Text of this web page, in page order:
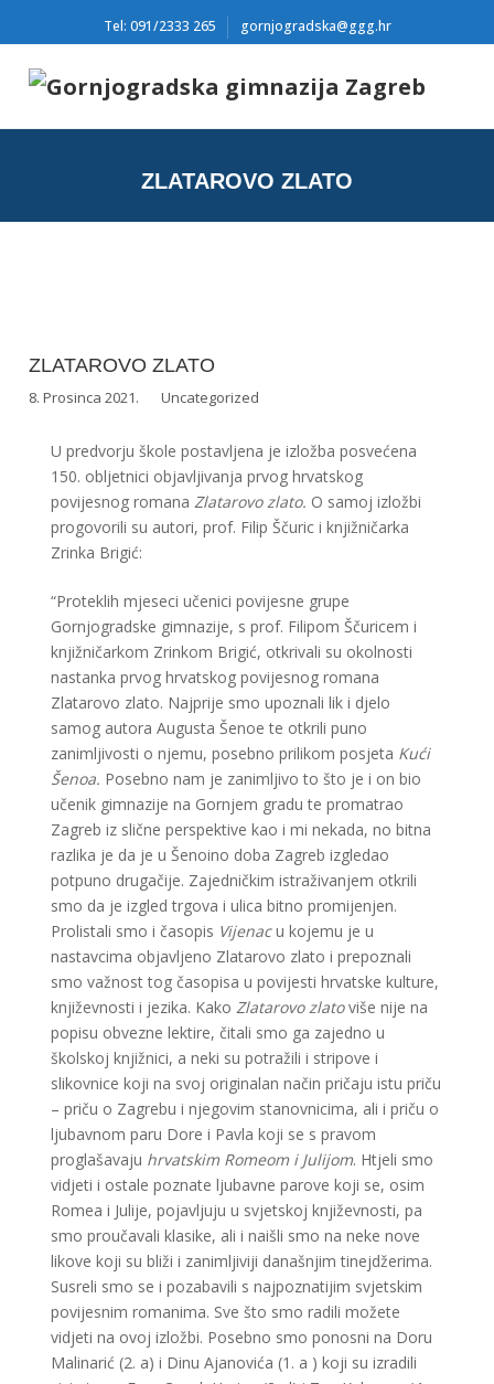
Tel: 091/2333 265 gornjogradska@ggg.hr
ZLATAROVO ZLATO
ZLATAROVO ZLATO
8. Prosinca 2021. Uncategorized
U predvorju škole postavljena je izložba posvećena
150. obljetnici objavljivanja prvog hrvatskog
povijesnog romana Zlatarovo zlato. O samoj izložbi
progovorili su autori, prof. Filip Ščuric i knjižničarka
Zrinka Brigić:
“Proteklih mjeseci učenici povijesne grupe
Gornjogradske gimnazije, s prof. Filipom Ščuricem i
knjižničarkom Zrinkom Brigić, otkrivali su okolnosti
nastanka prvog hrvatskog povijesnog romana
Zlatarovo zlato. Najprije smo upoznali lik i djelo
samog autora Augusta Šenoe te otkrili puno
zanimljivosti o njemu, posebno prilikom posjeta Kući
Šenoa. Posebno nam je zanimljivo to što je i on bio
učenik gimnazije na Gornjem gradu te promatrao
Zagreb iz slične perspektive kao i mi nekada, no bitna
razlika je da je u Šenoino doba Zagreb izgledao
potpuno drugačije. Zajedničkim istraživanjem otkrili
smo da je izgled trgova i ulica bitno promijenjen.
Prolistali smo i časopis Vijenacu kojemu je u
nastavcima objavljeno Zlatarovo zlato i prepoznali
smo važnost tog časopisa u povijesti hrvatske kulture,
književnosti i jezika. Kako Zlatarovo zlatoviše nije na
popisu obvezne lektire, čitali smo ga zajedno u
školskoj knjižnici, a neki su potražili i stripove i
slikovnice koji na svoj originalan način pričaju istu priču
– priču o Zagrebu i njegovim stanovnicima, ali i priču o
ljubavnom paru Dore i Pavla koji se s pravom
proglašavaju hrvatskim Romeom i Julijom. Htjeli smo
vidjeti i ostale poznate ljubavne parove koji se, osim
Romea i Julije, pojavljuju u svjetskoj književnosti, pa
smo proučavali klasike, ali i naišli smo na neke nove
likove koji su bliži i zanimljiviji današnjim tinejdžerima.
Susreli smo se i pozabavili s najpoznatijim svjetskim
povijesnim romanima. Sve što smo radili možete
vidjeti na ovoj izložbi. Posebno smo ponosni na Doru
Malinarić (2. a) i Dinu Ajanovića (1. a ) koji su izradili